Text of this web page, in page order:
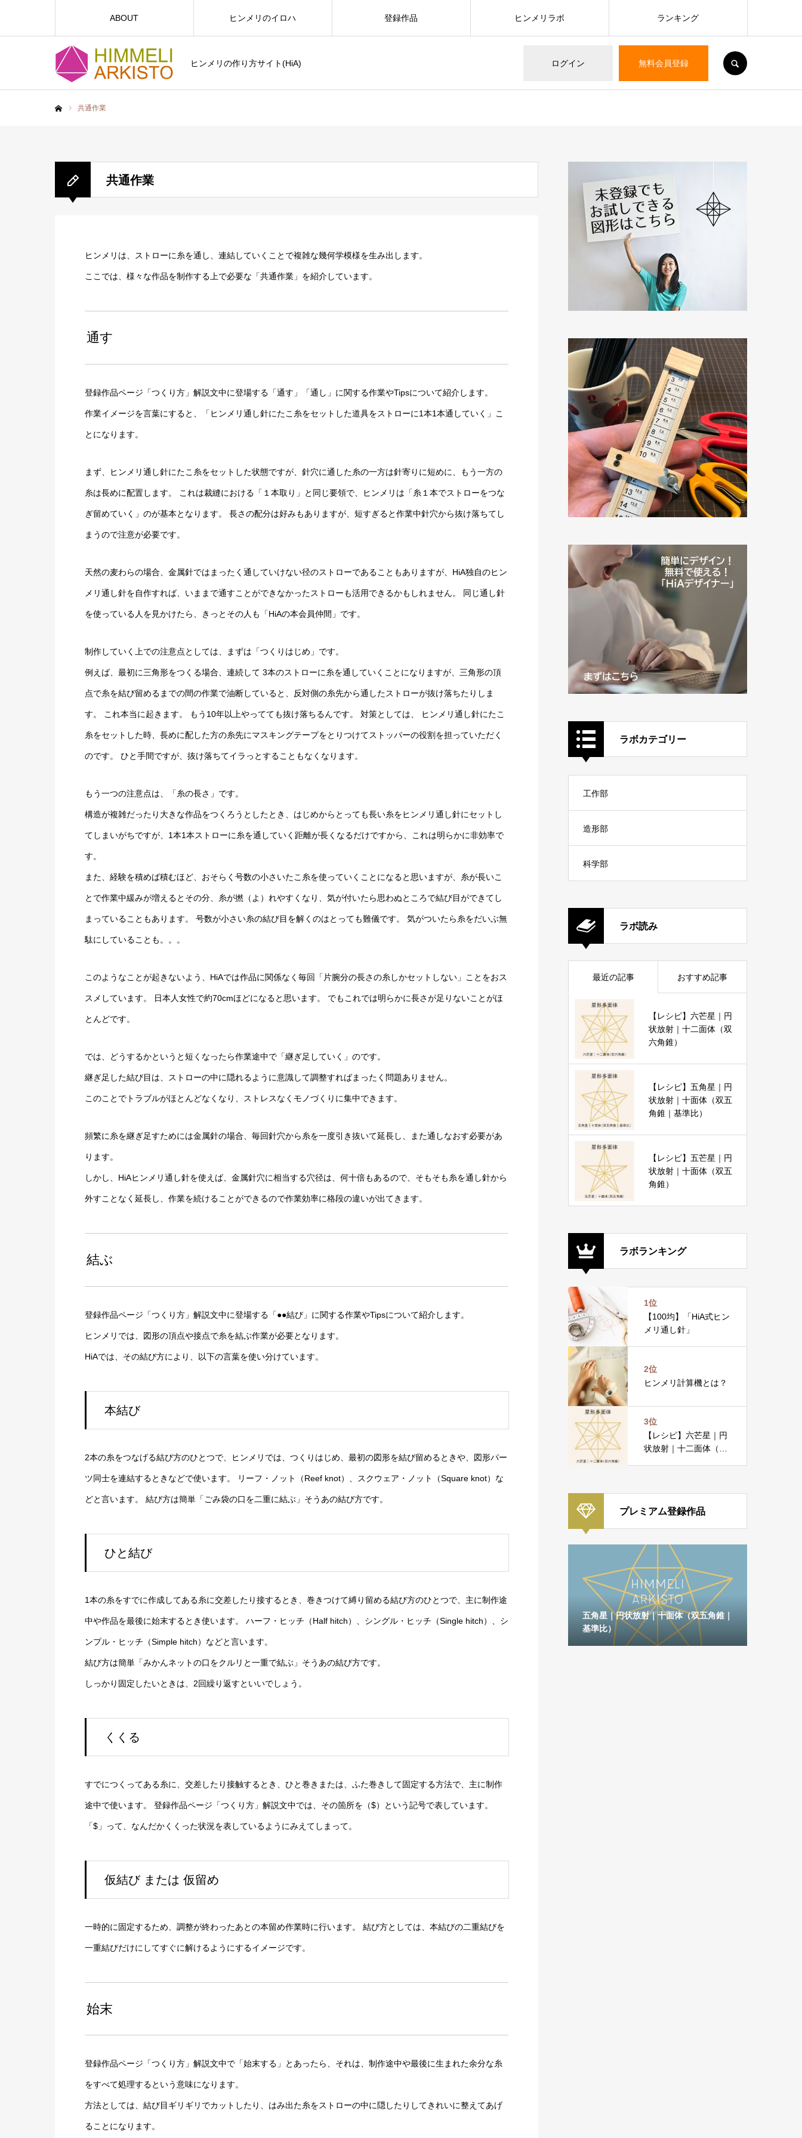
ヒンメリの作り方サイト(HiA) ログイン 無料会員登録
ABOUT ヒンメリのイロハ 登録作品 ヒンメリラボ ランキング
共通作業
共通作業
ヒンメリは、ストローに糸を通し、連結していくことで複雑な幾何学模様を生み出します。
ここでは、様々な作品を制作する上で必要な「共通作業」を紹介しています。
通す
登録作品ページ「つくり方」解説文中に登場する「通す」「通し」に関する作業やTipsについて紹介します。
作業イメージを言葉にすると、「ヒンメリ通し針にたこ糸をセットした道具をストローに1本1本通していく」こ
とになります。
まず、ヒンメリ通し針にたこ糸をセットした状態ですが、針穴に通した糸の一方は針寄りに短めに、もう一方の
糸は長めに配置します。 これは裁縫における「１本取り」と同じ要領で、ヒンメリは「糸１本でストローをつな
ぎ留めていく」のが基本となります。 長さの配分は好みもありますが、短すぎると作業中針穴から抜け落ちてし
まうので注意が必要です。
天然の麦わらの場合、金属針ではまったく通していけない径のストローであることもありますが、HiA独自のヒン
メリ通し針を自作すれば、いままで通すことができなかったストローも活用できるかもしれません。 同じ通し針
を使っている人を見かけたら、きっとその人も「HiAの本会員仲間」です。
制作していく上での注意点としては、まずは「つくりはじめ」です。
例えば、最初に三角形をつくる場合、連続して 3本のストローに糸を通していくことになりますが、三角形の頂
点で糸を結び留めるまでの間の作業で油断していると、反対側の糸先から通したストローが抜け落ちたりしま
す。 これ本当に起きます。 もう10年以上やってても抜け落ちるんです。 対策としては、 ヒンメリ通し針にたこ
糸をセットした時、長めに配した方の糸先にマスキングテープをとりつけてストッパーの役割を担っていただく
のです。 ひと手間ですが、抜け落ちてイラっとすることもなくなります。
もう一つの注意点は、「糸の長さ」です。
構造が複雑だったり大きな作品をつくろうとしたとき、はじめからとっても長い糸をヒンメリ通し針にセットし
てしまいがちですが、1本1本ストローに糸を通していく距離が長くなるだけですから、これは明らかに非効率で
す。
また、経験を積めば積むほど、おそらく号数の小さいたこ糸を使っていくことになると思いますが、糸が長いこ
とで作業中緩みが増えるとその分、糸が撚（よ）れやすくなり、気が付いたら思わぬところで結び目ができてし
まっていることもあります。 号数が小さい糸の結び目を解くのはとっても難儀です。 気がついたら糸をだいぶ無
駄にしていることも。。。
このようなことが起きないよう、HiAでは作品に関係なく毎回「片腕分の長さの糸しかセットしない」ことをおス
スメしています。 日本人女性で約70cmほどになると思います。 でもこれでは明らかに長さが足りないことがほ
とんどです。
では、どうするかというと短くなったら作業途中で「継ぎ足していく」のです。
継ぎ足した結び目は、ストローの中に隠れるように意識して調整すればまったく問題ありません。
このことでトラブルがほとんどなくなり、ストレスなくモノづくりに集中できます。
頻繁に糸を継ぎ足すためには金属針の場合、毎回針穴から糸を一度引き抜いて延長し、また通しなおす必要があ
ります。
しかし、HiAヒンメリ通し針を使えば、金属針穴に相当する穴径は、何十倍もあるので、そもそも糸を通し針から
外すことなく延長し、作業を続けることができるので作業効率に格段の違いが出てきます。
結ぶ
登録作品ページ「つくり方」解説文中に登場する「●●結び」に関する作業やTipsについて紹介します。
ヒンメリでは、図形の頂点や接点で糸を結ぶ作業が必要となります。
HiAでは、その結び方により、以下の言葉を使い分けています。
本結び
2本の糸をつなげる結び方のひとつで、ヒンメリでは、つくりはじめ、最初の図形を結び留めるときや、図形パー
ツ同士を連結するときなどで使います。 リーフ・ノット（Reef knot）、スクウェア・ノット（Square knot）な
どと言います。 結び方は簡単「ごみ袋の口を二重に結ぶ」そうあの結び方です。
ひと結び
1本の糸をすでに作成してある糸に交差したり接するとき、巻きつけて縛り留める結び方のひとつで、主に制作途
中や作品を最後に始末するとき使います。 ハーフ・ヒッチ（Half hitch）、シングル・ヒッチ（Single hitch）、シ
ンプル・ヒッチ（Simple hitch）などと言います。
結び方は簡単「みかんネットの口をクルリと一重で結ぶ」そうあの結び方です。
しっかり固定したいときは、2回繰り返すといいでしょう。
くくる
すでにつくってある糸に、交差したり接触するとき、ひと巻きまたは、ふた巻きして固定する方法で、主に制作
途中で使います。 登録作品ページ「つくり方」解説文中では、その箇所を（$）という記号で表しています。
「$」って、なんだかくくった状況を表しているようにみえてしまって。
仮結び または 仮留め
一時的に固定するため、調整が終わったあとの本留め作業時に行います。 結び方としては、本結びの二重結びを
一重結びだけにしてすぐに解けるようにするイメージです。
始末
登録作品ページ「つくり方」解説文中で「始末する」とあったら、それは、制作途中や最後に生まれた余分な糸
をすべて処理するという意味になります。
方法としては、結び目ギリギリでカットしたり、はみ出た糸をストローの中に隠したりしてきれいに整えてあげ
ることになります。
ラボカテゴリー
工作部
造形部
科学部
ラボ読み
最近の記事 おすすめ記事
【レシピ】六芒星｜円
状放射｜十二面体（双
六角錐）
【レシピ】五角星｜円
状放射｜十面体（双五
角錐｜基準比）
【レシピ】五芒星｜円
状放射｜十面体（双五
角錐）
ラボランキング
1位
【100均】「HiA式ヒン
メリ通し針」
2位
ヒンメリ計算機とは？
3位
【レシピ】六芒星｜円
状放射｜十二面体（双
プレミアム登録作品
五芒星｜円状放射｜十面体（双五角錐）
五角星｜円状放射｜十面体（双五角錐｜
基準比）